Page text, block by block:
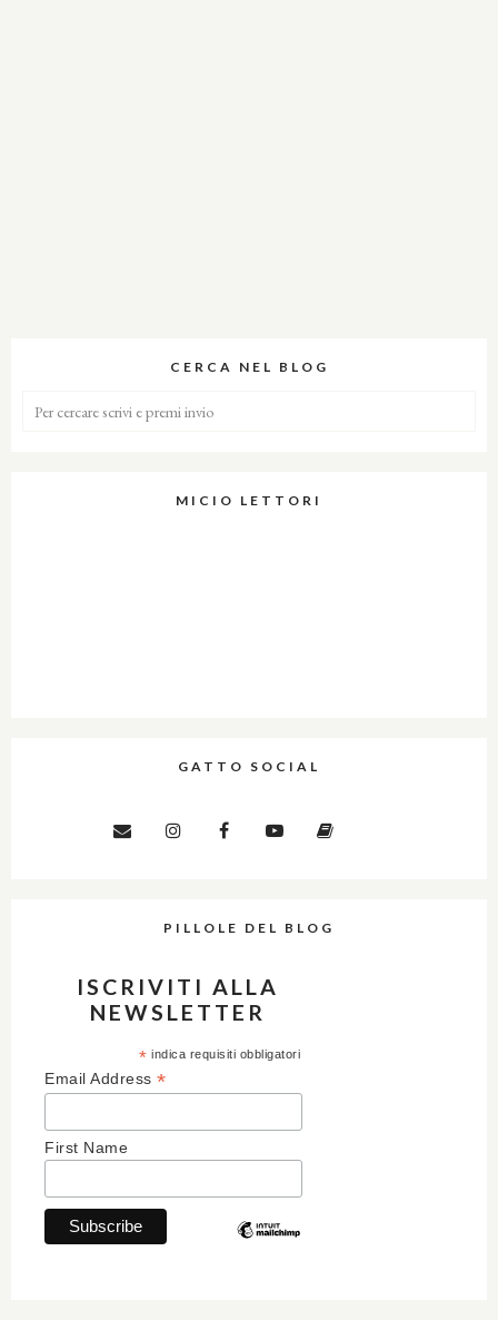
CERCA NEL BLOG
MICIO LETTORI
GATTO SOCIAL
PILLOLE DEL BLOG
ISCRIVITI ALLA
NEWSLETTER
* indica requisiti obbligatori
Email Address *
First Name